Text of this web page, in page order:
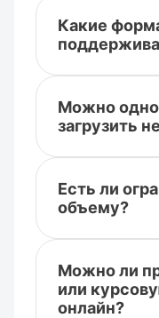
Какие
Можно
загрузить
Есть ли
объему?
Можно ли
или
онлайн?